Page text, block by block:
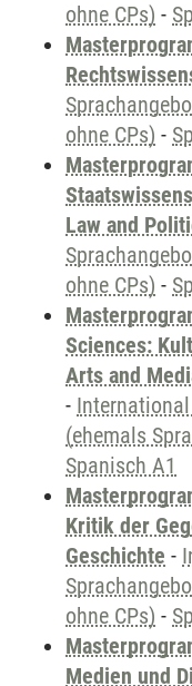
ohne CPs) -
ohne CPs) -
Law and
ohne CPs) -
Sciences:
Arts and
-
(ehemals
Spanisch A1
Kritik der
Geschichte -
ohne CPs) -
Medien und